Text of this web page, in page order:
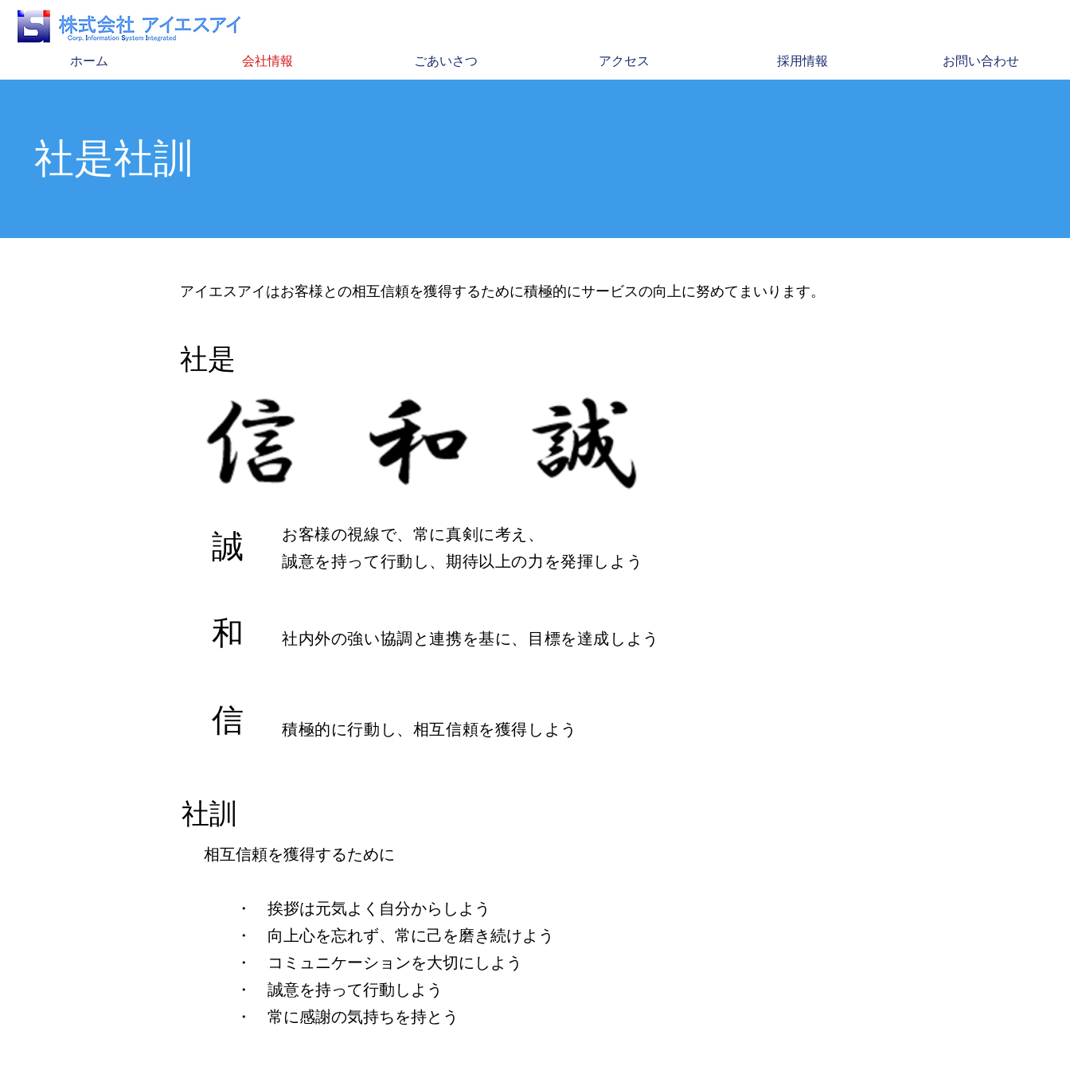
ホーム 会社情報 ごあいさつ アクセス 採用情報 お問い合わせ
アイエスアイはお客様との相互信頼を獲得するために積極的にサービスの向上に努めてまいります。
社是
誠
和
信
お客様の視線で、常に真剣に考え、
誠意を持って行動し、期待以上の力を発揮しよう
社内外の強い協調と連携を基に、目標を達成しよう
積極的に行動し、相互信頼を獲得しよう
社訓
相互信頼を獲得するために
・ 挨拶は元気よく自分からしよう
・ 向上心を忘れず、常に己を磨き続けよう
・ コミュニケーションを大切にしよう
・ 誠意を持って行動しよう
・ 常に感謝の気持ちを持とう
社是社訓